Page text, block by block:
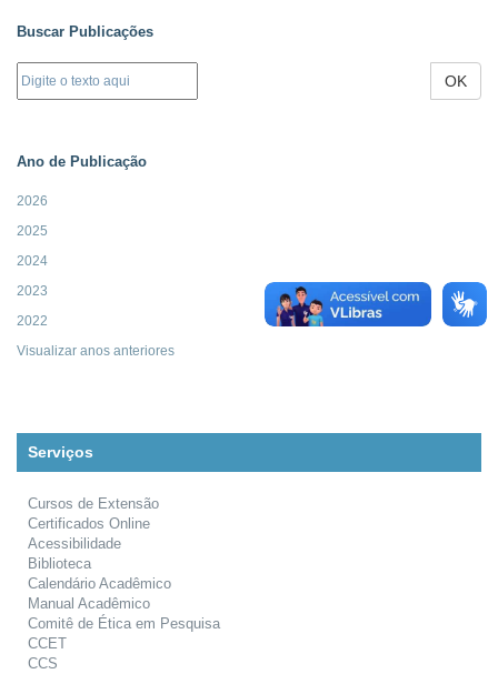
Buscar Publicações
OK
Ano de Publicação
2026
2025
2024
2023
2022
Visualizar anos anteriores
Serviços
Cursos de Extensão
Certificados Online
Acessibilidade
Biblioteca
Calendário Acadêmico
Manual Acadêmico
Comitê de Ética em Pesquisa
CCET
CCS